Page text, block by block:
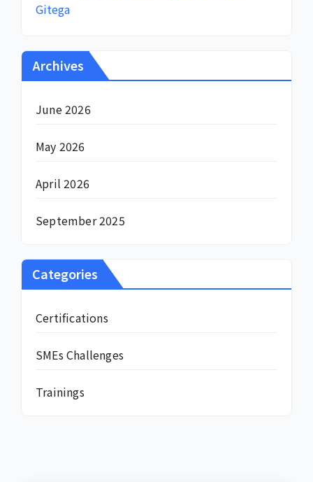
Gitega
Archives
June 2026
May 2026
April 2026
September 2025
Categories
Certifications
SMEs Challenges
Trainings